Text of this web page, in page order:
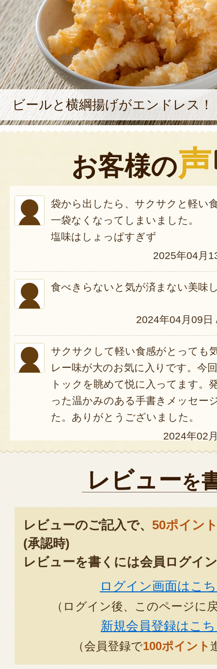
ビールと横綱揚げがエンドレス！
お客様の声
袋から出したら、サクサクと軽い
一袋なくなってしまいました。
塩味はしょっぱすぎず
2025年04月
食べきらないと気が済まない美味
2024年04月09日
サクサクして軽い食感がとっても
レー味が大のお気に入りです。今
トックを眺めて悦に入ってます。
った温かみのある手書きメッセー
た。ありがとうございました。
2024年02
レビューを
レビューのご記入で、 50ポイン
(承認時)
レビューを書くには会員ログイ
ログイン画面はこ
（ログイン後、このページに
新規会員登録はこ
（会員登録で100ポイント